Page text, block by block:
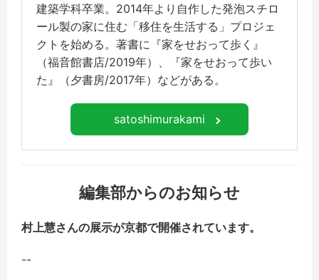
建築学科卒業。2014年より自作した発泡スチロ
ール製の家に住む「移住を生活する」プロジェ
クトを始める。著書に『家をせおって歩く』
（福音館書店/2019年）、『家をせおって歩い
た』（夕書房/2017年）などがある。
satoshimurakami
編集部からのお知らせ
村上慧さんの展示が京都で開催されています。
--